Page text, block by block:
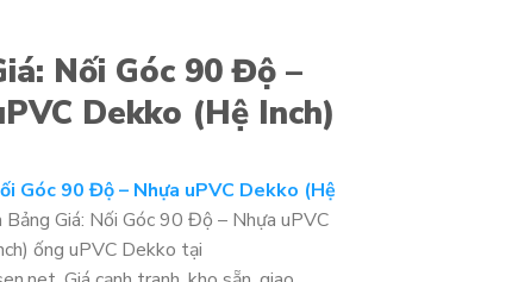
Nối Góc 90 Độ –
Dekko (Hệ Inch)
Góc 90 Độ – Nhựa uPVC Dekko (Hệ
Giá: Nối Góc 90 Độ – Nhựa uPVC
ống uPVC Dekko tại